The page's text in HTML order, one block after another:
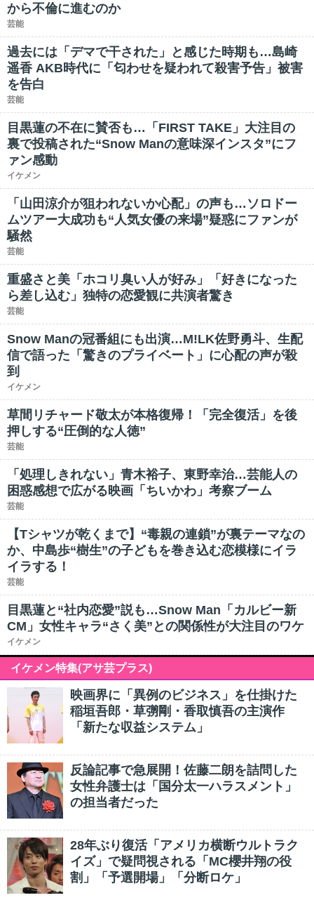
から不倫に進むのか
芸能
過去には「デマで干された」と感じた時期も…島崎
遥香 AKB時代に「匂わせを疑われて殺害予告」被害
を告白
芸能
目黒蓮の不在に賛否も…「FIRST TAKE」大注目の
裏で投稿された“Snow Manの意味深インスタ”にフ
ァン感動
イケメン
「山田涼介が狙われないか心配」の声も…ソロドー
ムツアー大成功も“人気女優の来場”疑惑にファンが
騒然
芸能
重盛さと美「ホコリ臭い人が好み」「好きになった
ら差し込む」独特の恋愛観に共演者驚き
芸能
Snow Manの冠番組にも出演…M!LK佐野勇斗、生配
信で語った「驚きのプライベート」に心配の声が殺
到
イケメン
草間リチャード敬太が本格復帰！「完全復活」を後
押しする“圧倒的な人徳”
芸能
「処理しきれない」青木裕子、東野幸治…芸能人の
困惑感想で広がる映画「ちいかわ」考察ブーム
芸能
【Tシャツが乾くまで】“毒親の連鎖”が裏テーマなの
か、中島歩“樹生”の子どもを巻き込む恋模様にイラ
イラする！
芸能
目黒蓮と“社内恋愛”説も…Snow Man「カルビー新
CM」女性キャラ“さく美”との関係性が大注目のワケ
イケメン
イケメン特集(アサ芸プラス)
映画界に「異例のビジネス」を仕掛けた
稲垣吾郎・草彅剛・香取慎吾の主演作
「新たな収益システム」
反論記事で急展開！佐藤二朗を詰問した
女性弁護士は「国分太一ハラスメント」
の担当者だった
28年ぶり復活「アメリカ横断ウルトラク
イズ」で疑問視される「MC櫻井翔の役
割」「予選開場」「分断ロケ」